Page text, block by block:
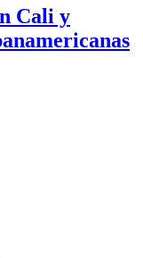
Cali y